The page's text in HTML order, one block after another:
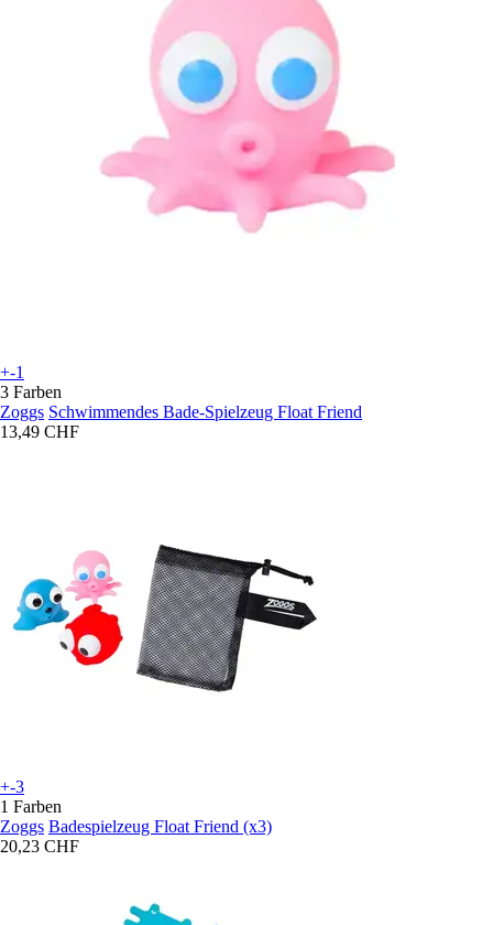
+-1
3 Farben
Zoggs Schwimmendes Bade-Spielzeug Float Friend
13,49 CHF
+-3
1 Farben
Zoggs Badespielzeug Float Friend (x3)
20,23 CHF